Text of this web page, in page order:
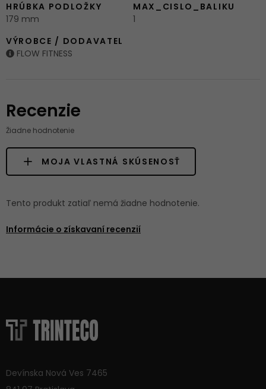
HRÚBKA PODLOŽKY
179 mm
MAX_CISLO_BALIKU
1
VÝROBCE / DODAVATEL
FLOW FITNESS
Recenzie
Žiadne hodnotenie
MOJA VLASTNÁ SKÚSENOSŤ
Tento produkt zatiaľ nemá žiadne hodnotenie.
Informácie o získavaní recenzií
Devínska Nová Ves 7465